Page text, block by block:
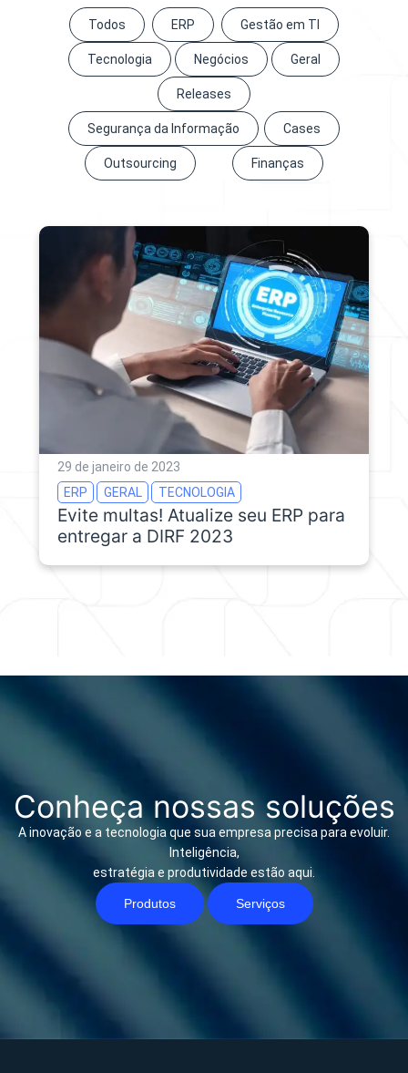
Todos ERP Gestão em TI
Tecnologia Negócios Geral
Releases
Segurança da Informação Cases
Outsourcing Finanças
29 de janeiro de 2023
ERP
GERAL TECNOLOGIA
Evite multas! Atualize seu ERP para
entregar a DIRF 2023
Conheça nossas soluções
A inovação e a tecnologia que sua empresa precisa para evoluir.
Inteligência,
estratégia e produtividade estão aqui.
Produtos Serviços